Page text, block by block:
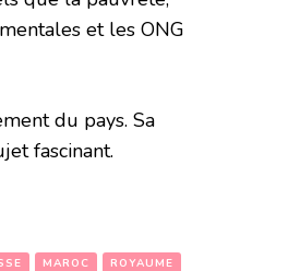
et les ONG
du pays. Sa
fascinant.
MAROC ROYAUME